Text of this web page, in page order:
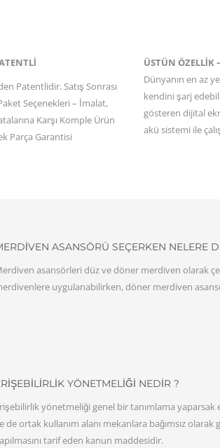
Patentlidir. Satış Sonrası
Seçenekleri – İmalat,
Karşı Komple Ürün
Parça Garantisi
ÜSTÜN ÖZELLİK
Dünyanın en az
kendini şarj
gösteren dijital
akü sistemi ile
ASANSÖRÜ SEÇERKEN NELERE
asansörleri düz ve döner merdiven olarak
uygulanabilirken, döner merdiven
YÖNETMELIĞI NEDIR ?
yönetmeliği genel bir tanımlama yaparsak
de ortak kullanım alanı mekanlara bağımsız olarak
tarif eden kanun maddesidir.